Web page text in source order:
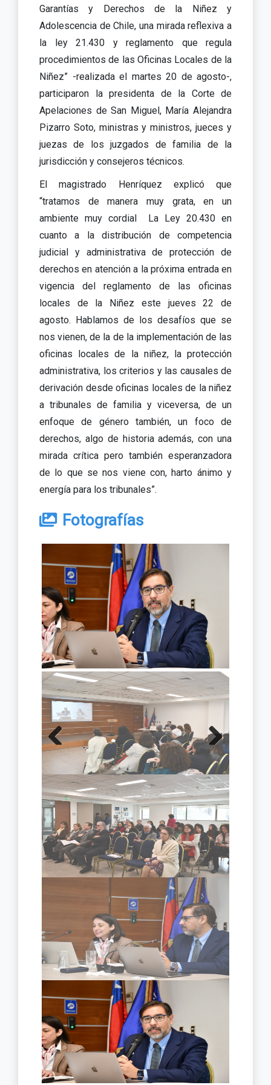
Garantías y Derechos de la Niñez y
Adolescencia de Chile, una mirada reflexiva a
la ley 21.430 y reglamento que regula
procedimientos de las Oficinas Locales de la
Niñez” -realizada el martes 20 de agosto-,
participaron la presidenta de la Corte de
Apelaciones de San Miguel, María Alejandra
Pizarro Soto, ministras y ministros, jueces y
juezas de los juzgados de familia de la
jurisdicción y consejeros técnicos.
El magistrado Henríquez explicó que
“tratamos de manera muy grata, en un
ambiente muy cordial La Ley 20.430 en
cuanto a la distribución de competencia
judicial y administrativa de protección de
derechos en atención a la próxima entrada en
vigencia del reglamento de las oficinas
locales de la Niñez este jueves 22 de
agosto. Hablamos de los desafíos que se
nos vienen, de la de la implementación de las
oficinas locales de la niñez, la protección
administrativa, los criterios y las causales de
derivación desde oficinas locales de la niñez
a tribunales de familia y viceversa, de un
enfoque de género también, un foco de
derechos, algo de historia además, con una
mirada crítica pero también esperanzadora
de lo que se nos viene con, harto ánimo y
energía para los tribunales”.
Fotografías
Previous Next